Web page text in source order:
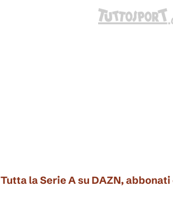
Tutta la Serie A su DAZN, abbonati